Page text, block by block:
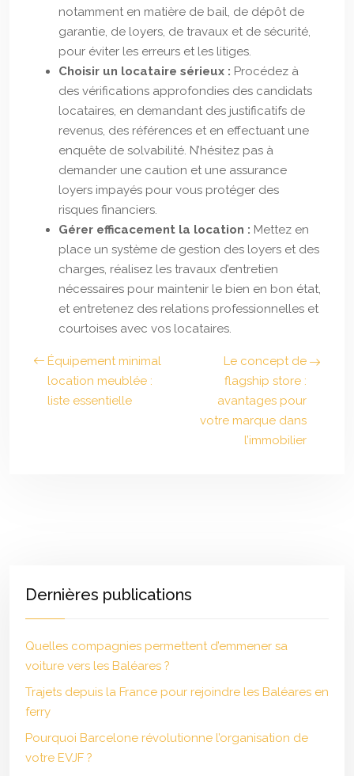
notamment en matière de bail, de dépôt de
garantie, de loyers, de travaux et de sécurité,
pour éviter les erreurs et les litiges.
Choisir un locataire sérieux : Procédez à
des vérifications approfondies des candidats
locataires, en demandant des justificatifs de
revenus, des références et en effectuant une
enquête de solvabilité. N’hésitez pas à
demander une caution et une assurance
loyers impayés pour vous protéger des
risques financiers.
Gérer efficacement la location : Mettez en
place un système de gestion des loyers et des
charges, réalisez les travaux d’entretien
nécessaires pour maintenir le bien en bon état,
et entretenez des relations professionnelles et
courtoises avec vos locataires.
Équipement minimal
location meublée :
liste essentielle
Le concept de
flagship store :
avantages pour
votre marque dans
l’immobilier
Dernières publications
Quelles compagnies permettent d’emmener sa
voiture vers les Baléares ?
Trajets depuis la France pour rejoindre les Baléares en
ferry
Pourquoi Barcelone révolutionne l’organisation de
votre EVJF ?